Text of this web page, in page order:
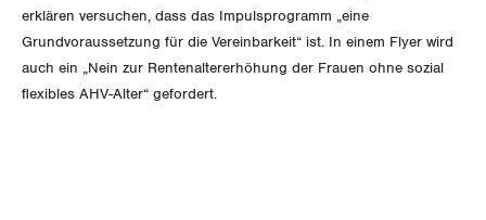
Glarus
Graubünden
erklären versuchen, dass das Impulsprogramm „eine
Grundvoraussetzung für die Vereinbarkeit“ ist. In einem Flyer wird
auch ein „Nein zur Rentenaltererhöhung der Frauen ohne sozial
flexibles AHV-Alter“ gefordert.